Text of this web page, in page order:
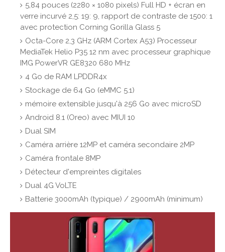
5,84 pouces (2280 × 1080 pixels) Full HD + écran en
verre incurvé 2,5: 19: 9, rapport de contraste de 1500: 1
avec protection Corning Gorilla Glass 5
Octa-Core 2,3 GHz (ARM Cortex A53) Processeur
MediaTek Helio P35 12 nm avec processeur graphique
IMG PowerVR GE8320 680 MHz
4 Go de RAM LPDDR4x
Stockage de 64 Go (eMMC 5.1)
mémoire extensible jusqu'à 256 Go avec microSD
Android 8.1 (Oreo) avec MIUI 10
Dual SIM
Caméra arrière 12MP et caméra secondaire 2MP
Caméra frontale 8MP
Détecteur d'empreintes digitales
Dual 4G VoLTE
Batterie 3000mAh (typique) / 2900mAh (minimum)